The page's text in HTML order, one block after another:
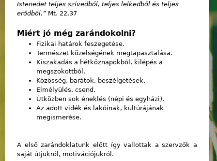
Istenedet teljes szívedből, teljes lelkedből és teljes
erődből.” Mt. 22,37
Miért jó még zarándokolni?
Fizikai határok feszegetése.
Természet közelségének megtapasztalása.
Kiszakadás a hétköznapokból, kilépés a
megszokottból.
Közösség, barátok, beszélgetések.
Elmélyülés, csend.
Útközben sok éneklés (népi és egyházi).
Az adott vidék és lakóinak, kultúrájának
megismerése.
A első zarándoklatunk előtt így vallottak a szervzők a
saját útjukról, motivációjukról.